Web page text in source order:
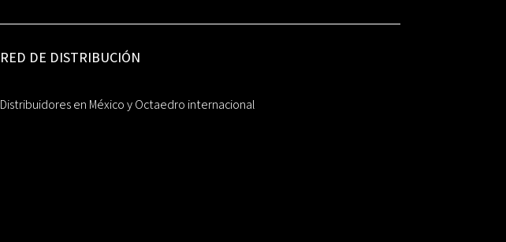
RED DE DISTRIBUCIÓN
Distribuidores en México y Octaedro internacional